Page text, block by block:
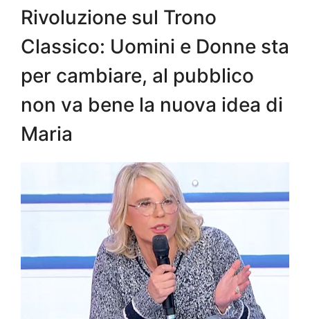
Rivoluzione sul Trono
Classico: Uomini e Donne sta
per cambiare, al pubblico
non va bene la nuova idea di
Maria